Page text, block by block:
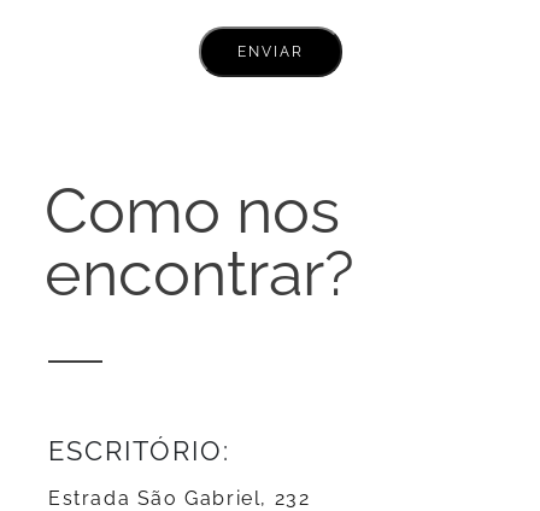
Como nos
encontrar?
ESCRITÓRIO:
Estrada São Gabriel, 232